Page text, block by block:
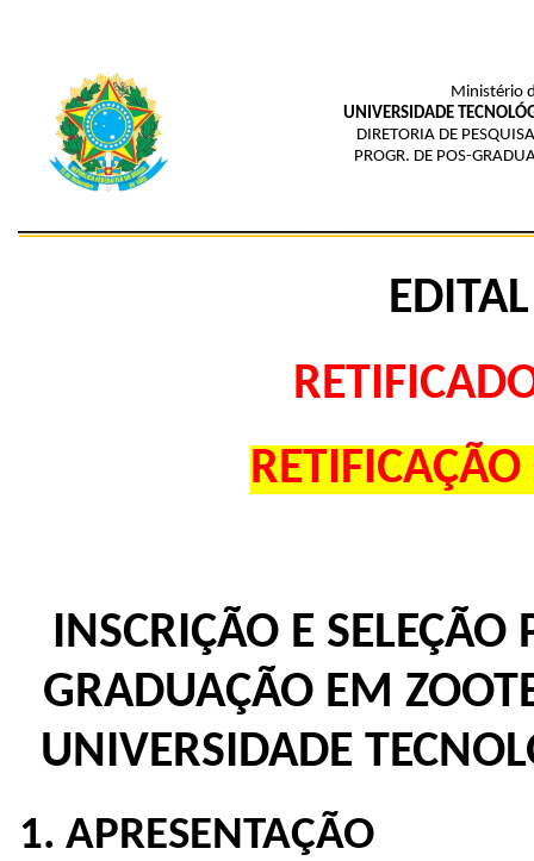
Ministério
UNIVERSIDADE
DIRETORIA DE
PROGR. DE POS-
INSCRIÇÃO E
GRADUAÇÃO EM
UNIVERSIDADE
1. APRESENTAÇÃO